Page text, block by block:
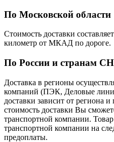
По Московской области
Стоимость доставки
километр от МКАД по дороге.
По России и странам
Доставка в регионы
компаний (ПЭК, Деловые
доставки зависит от региона и
стоимость доставки Вы
транспортной компании.
транспортной компании на
предоплаты.